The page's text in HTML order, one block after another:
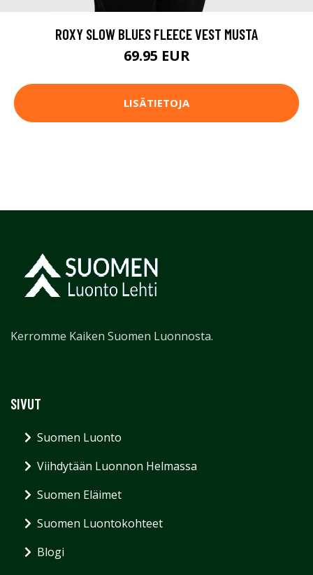
ROXY SLOW BLUES FLEECE VEST MUSTA
69.95 EUR
LISÄTIETOJA
Kerromme Kaiken Suomen Luonnosta.
SIVUT
Suomen Luonto
Viihdytään Luonnon Helmassa
Suomen Eläimet
Suomen Luontokohteet
Blogi